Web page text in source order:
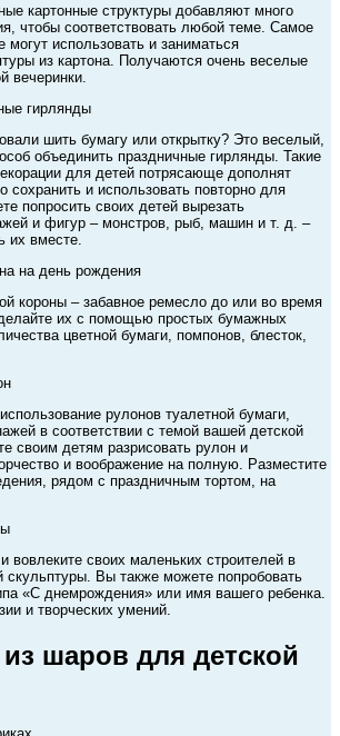
картонные структуры добавляют много
чтобы соответствовать любой теме. Самое
могут использовать и заниматься
из картона. Получаются очень веселые
вечеринки.
гирлянды
шить бумагу или открытку? Это веселый,
объединить праздничные гирлянды. Такие
для детей потрясающе дополнят
и использовать повторно для
попросить своих детей вырезать
и фигур – монстров, рыб, машин и т. д. –
их вместе.
на день рождения
короны – забавное ремесло до или во время
их с помощью простых бумажных
цветной бумаги, помпонов, блесток,
рулонов туалетной бумаги,
в соответствии с темой вашей детской
своим детям разрисовать рулон и
и воображение на полную. Разместите
рядом с праздничным тортом, на
вовлеките своих маленьких строителей в
скульптуры. Вы также можете попробовать
«С днемрождения» или имя вашего ребенка.
и творческих умений.
шаров для детской